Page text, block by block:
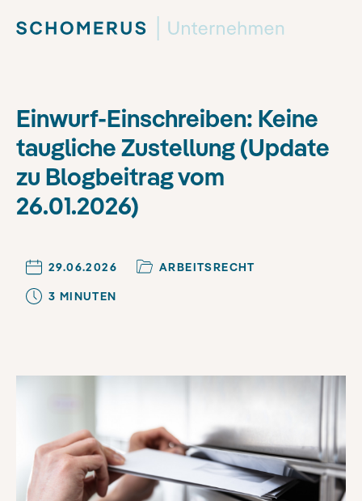
Einwurf-Einschreiben: Keine
taugliche Zustellung (Update
zu Blogbeitrag vom
26.01.2026)
29.06.2026
ARBEITSRECHT
3 MINUTEN